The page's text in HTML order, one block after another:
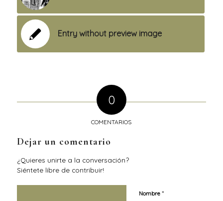
Entry without preview image
0
COMENTARIOS
Dejar un comentario
¿Quieres unirte a la conversación?
Siéntete libre de contribuir!
Nombre *